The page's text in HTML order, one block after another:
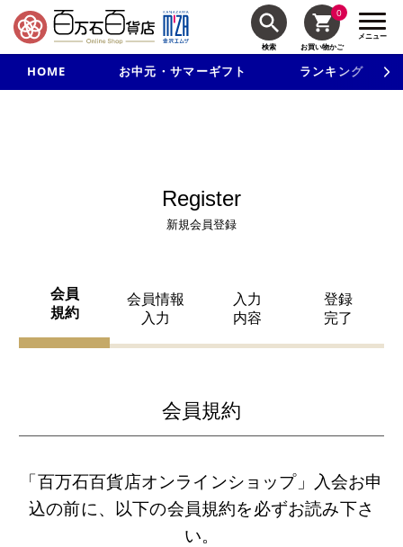
検索
0
お買い物かご
メニュー
HOME お中元・サマーギフト ランキング
新規入会で3千円以上で使える500円クーポンを進呈！
Register
新規会員登録
会員
規約
会員情報
入力
入力
内容
登録
完了
会員規約
「百万石百貨店オンラインショップ」入会お申
込の前に、以下の会員規約を必ずお読み下さ
い。